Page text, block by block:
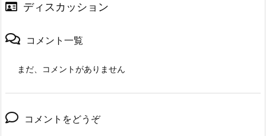
ディスカッション
コメント一覧
まだ、コメントがありません
コメントをどうぞ